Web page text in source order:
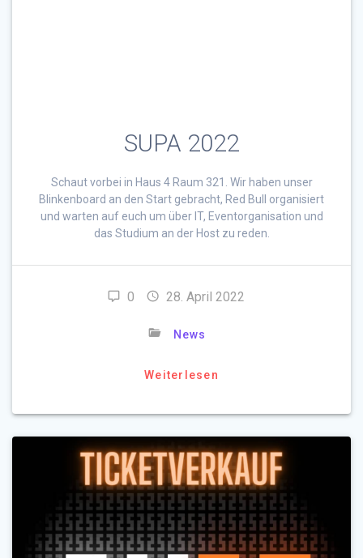
SUPA 2022
Schaut vorbei in Haus 4 Raum 321. Wir haben unser
Blinkenboard an den Start gebracht, Red Bull organisiert
und warten auf euch um über IT, Eventorganisation und
das Studium an der Host zu reden.
0 28. April 2022
News
Weiterlesen